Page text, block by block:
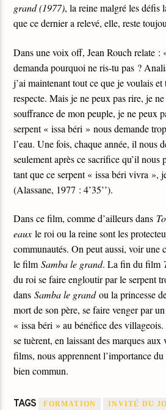
grand (1977), la reine malgré les défis
que ce dernier a relevé, elle, reste
Dans une voix off, Jean Rouch relate :
demanda pourquoi ne ris-tu pas ?
j’ai maintenant tout ce que je voulais
respecte. Mais je ne peux pas rire, je
souffrance de mon peuple, je ne peux
serpent « issa béri » nous demande
l’eau. Une fois, chaque année, il nous
seulement après ce sacrifice qu’il nous
tant que ce serpent « issa béri vivra »,
(Alassane, 1977 : 4’35’’).
Dans ce film, comme d’ailleurs dans
eaux le roi ou la reine sont les
communautés. On peut aussi, voir une
le filmSamba le grand. La fin du film
du roi se faire engloutir par le serpent
dansSamba le grandou la princesse
mort de son père, se faire venger par
« issa béri » au bénéfice des
se tuèrent, en laissant des marques
films, nous apprennent l’importance
bien commun.
TAGS FORMATION INVITÉ DU